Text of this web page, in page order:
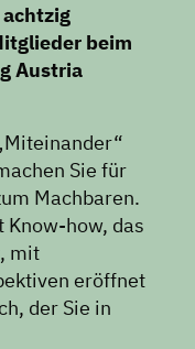
beim
Austria
Sie für
Machbaren.
how, das
mit
eröffnet
der Sie in